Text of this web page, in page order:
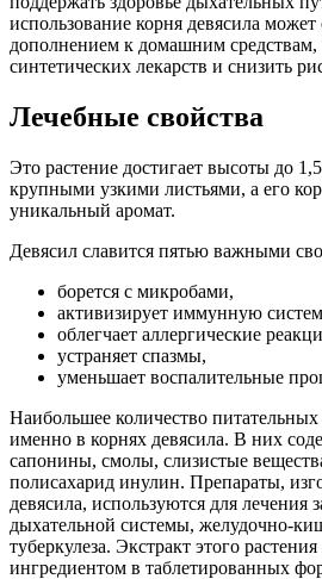
использование корня девясила
дополнением к домашним средствам,
синтетических лекарств и снизить
Лечебные свойства
Это растение достигает высоты до
крупными узкими листьями, а его
уникальный аромат.
Девясил славится пятью важными
борется с микробами,
активизирует иммунную
облегчает аллергические
устраняет спазмы,
уменьшает воспалительные
Наибольшее количество питательных
именно в корнях девясила. В них
сапонины, смолы, слизистые
полисахарид инулин. Препараты,
девясила, используются для лечения
дыхательной системы, желудочно-
туберкулеза. Экстракт этого
ингредиентом в таблетированных